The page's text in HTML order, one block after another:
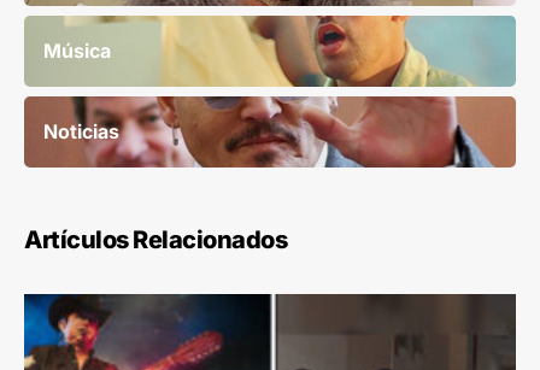
Música
Noticias
Artículos Relacionados